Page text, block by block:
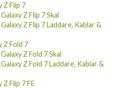
Z Flip 7
Z Flip 7 Skal
Z Flip 7 Laddare, Kablar &
Z Fold 7
Z Fold 7 Skal
Z Fold 7 Laddare, Kablar &
Z Flip 7 FE